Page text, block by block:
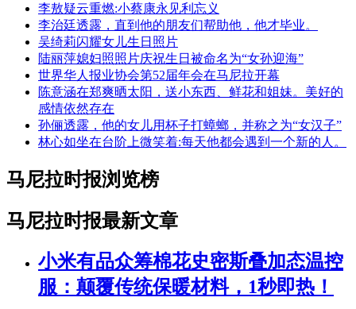
李敖疑云重燃:小蔡康永见利忘义
李治廷透露，直到他的朋友们帮助他，他才毕业。
吴绮莉闪耀女儿生日照片
陆丽萍媳妇照照片庆祝生日被命名为“女孙迎海”
世界华人报业协会第52届年会在马尼拉开幕
陈意涵在郑爽晒太阳，送小东西、鲜花和姐妹。美好的
感情依然存在
孙俪透露，他的女儿用杯子打蟑螂，并称之为“女汉子”
林心如坐在台阶上微笑着:每天他都会遇到一个新的人。
马尼拉时报浏览榜
马尼拉时报最新文章
小米有品众筹棉花史密斯叠加态温控
服：颠覆传统保暖材料，1秒即热！